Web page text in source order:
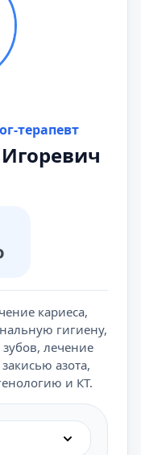
терапевт
кариеса,
гигиену,
лечение
азота,
и КТ.